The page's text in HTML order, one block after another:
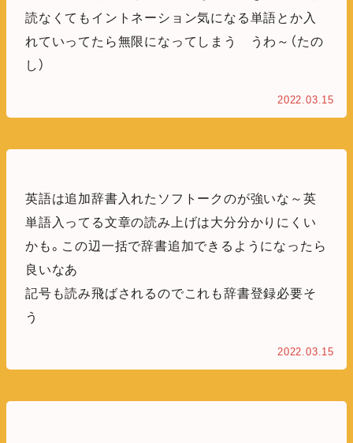
読なくてもイントネーション気になる単語とか入
れていってたら無限になってしまう うわ～（たの
し）
2022.03.15
英語は追加辞書入れたソフトークのが強いな～英
単語入ってる文章の読み上げは大分分かりにくい
かも。この辺一括で辞書追加できるようになったら
良いなあ
記号も読み飛ばされるのでこれも辞書登録必要そ
う
2022.03.15